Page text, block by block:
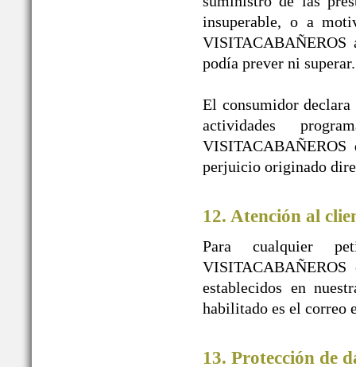
insuperable, o a
VISITACABAÑEROS
podía prever ni superar.
El consumidor
actividades
VISITACABAÑEROS
perjuicio originado
12. Atención al
Para cualquier
establecidos en
habilitado es el correo
13. Protección de